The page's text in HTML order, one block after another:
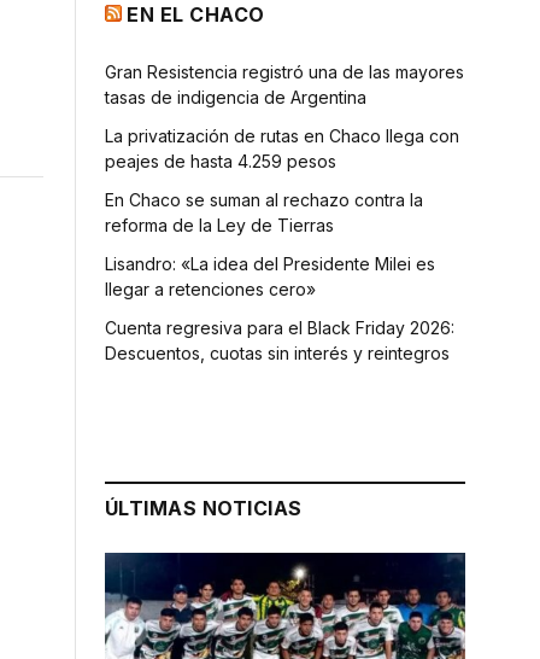
EN EL CHACO
Gran Resistencia registró una de las mayores
tasas de indigencia de Argentina
La privatización de rutas en Chaco llega con
peajes de hasta 4.259 pesos
En Chaco se suman al rechazo contra la
reforma de la Ley de Tierras
Lisandro: «La idea del Presidente Milei es
llegar a retenciones cero»
Cuenta regresiva para el Black Friday 2026:
Descuentos, cuotas sin interés y reintegros
ÚLTIMAS NOTICIAS